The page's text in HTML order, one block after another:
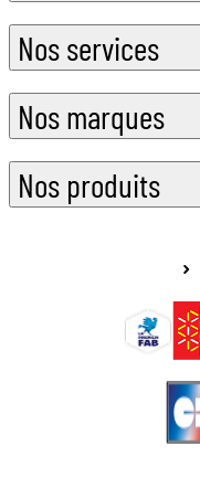
Nos services
Nos marques
Nos produits